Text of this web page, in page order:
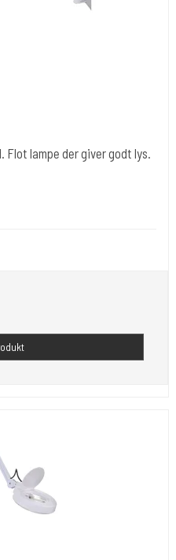
Flot lampe der giver godt lys.